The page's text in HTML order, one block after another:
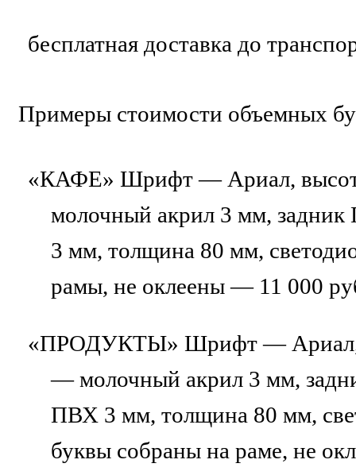
бесплатная доставка до
Примеры стоимости объемных
«КАФЕ» Шрифт — Ариал,
молочный акрил 3 мм,
3 мм, толщина 80 мм,
рамы, не оклеены — 11 000
«ПРОДУКТЫ» Шрифт — Ариал,
— молочный акрил 3 мм,
ПВХ 3 мм, толщина 80 мм,
буквы собраны на раме, не